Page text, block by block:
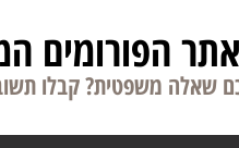
אתר הפורומים
שאלה משפטית? קבלו